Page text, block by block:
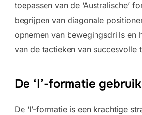
toepassen van de ‘Australische’
begrijpen van diagonale
opnemen van bewegingsdrills en
van de tactieken van succesvolle
De ‘I’-formatie
De ‘I’-formatie is een krachtige